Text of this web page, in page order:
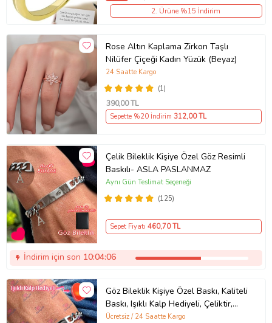
2. Ürüne %15 İndirim
Rose Altın Kaplama Zirkon Taşlı
Nilüfer Çiçeği Kadın Yüzük (Beyaz)
(1)
24 Saatte Kargo
390,00 TL
Sepette %20 İndirim 312,00 TL
Çelik Bileklik Kişiye Özel Göz Resimli
Baskılı- ASLA PASLANMAZ
(125)
Aynı Gün Teslimat Seçeneği
Sepet Fiyatı 460,70 TL
İndirim için son 10:04:06
Göz Bileklik Kişiye Özel Baskı, Kaliteli
Baskı, Işıklı Kalp Hediyeli, Çeliktir,
Paslanmaz, Kararmaz
Ücretsiz / 24 Saatte Kargo